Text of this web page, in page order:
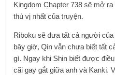
Kingdom Chapter 738 sẽ mở
thú vị nhất của truyện.
Riboku sẽ đưa tất cả người
bây giờ, Qin vẫn chưa biết tất
gì. Ngay khi Shin biết được
cãi gay gắt giữa anh và Kanki.